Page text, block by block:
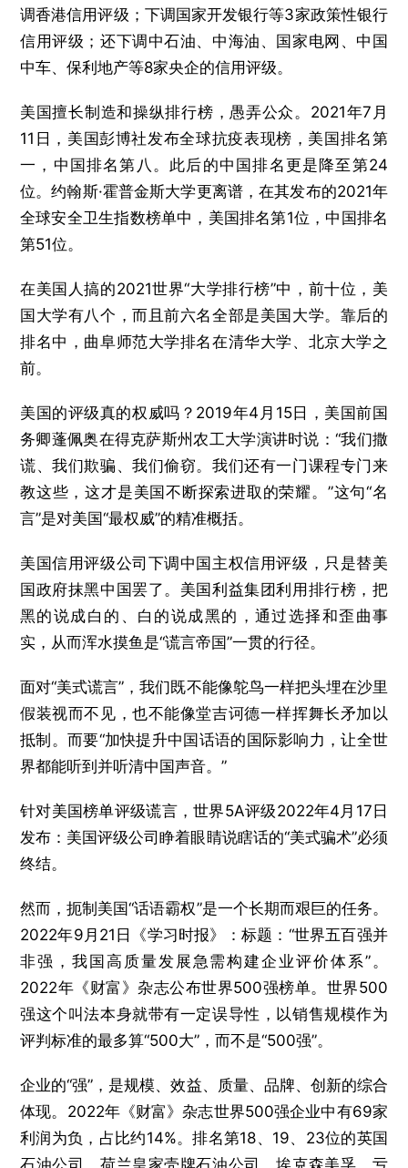
调香港信用评级；下调国家开发银行等3家政策性银行
信用评级；还下调中石油、中海油、国家电网、中国
中车、保利地产等8家央企的信用评级。
美国擅长制造和操纵排行榜，愚弄公众。2021年7月
11日，美国彭博社发布全球抗疫表现榜，美国排名第
一，中国排名第八。此后的中国排名更是降至第24
位。约翰斯·霍普金斯大学更离谱，在其发布的2021年
全球安全卫生指数榜单中，美国排名第1位，中国排名
第51位。
在美国人搞的2021世界“大学排行榜”中，前十位，美
国大学有八个，而且前六名全部是美国大学。靠后的
排名中，曲阜师范大学排名在清华大学、北京大学之
前。
美国的评级真的权威吗？2019年4月15日，美国前国
务卿蓬佩奥在得克萨斯州农工大学演讲时说：“我们撒
谎、我们欺骗、我们偷窃。我们还有一门课程专门来
教这些，这才是美国不断探索进取的荣耀。”这句“名
言”是对美国“最权威”的精准概括。
美国信用评级公司下调中国主权信用评级，只是替美
国政府抹黑中国罢了。美国利益集团利用排行榜，把
黑的说成白的、白的说成黑的，通过选择和歪曲事
实，从而浑水摸鱼是“谎言帝国”一贯的行径。
面对“美式谎言”，我们既不能像鸵鸟一样把头埋在沙里
假装视而不见，也不能像堂吉诃德一样挥舞长矛加以
抵制。而要“加快提升中国话语的国际影响力，让全世
界都能听到并听清中国声音。”
针对美国榜单评级谎言，世界5A评级2022年4月17日
发布：美国评级公司睁着眼睛说瞎话的“美式骗术”必须
终结。
然而，扼制美国“话语霸权”是一个长期而艰巨的任务。
2022年9月21日《学习时报》：标题：“世界五百强并
非强，我国高质量发展急需构建企业评价体系”。
2022年《财富》杂志公布世界500强榜单。世界500
强这个叫法本身就带有一定误导性，以销售规模作为
评判标准的最多算“500大”，而不是“500强”。
企业的“强”，是规模、效益、质量、品牌、创新的综合
体现。2022年《财富》杂志世界500强企业中有69家
利润为负，占比约14%。排名第18、19、23位的英国
石油公司、荷兰皇家壳牌石油公司、埃克森美孚，亏